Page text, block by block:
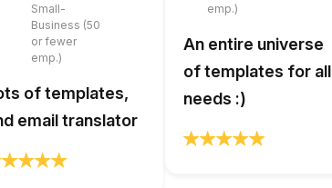
Small-
Business (50
or fewer
emp.)
of templates,
email translator
emp.)
An entire universe
of templates for all
needs :)